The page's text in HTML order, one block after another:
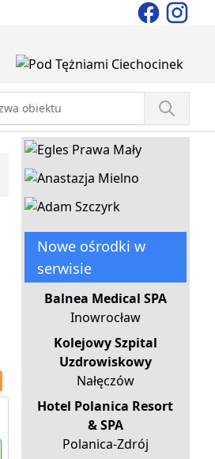
Nowe ośrodki w
serwisie
Balnea Medical SPA
Inowrocław
Kolejowy Szpital
Uzdrowiskowy
Nałęczów
Hotel Polanica Resort
& SPA
Polanica-Zdrój